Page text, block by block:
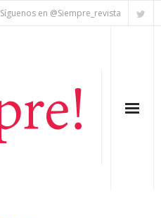
Síguenos en @Siempre_revista